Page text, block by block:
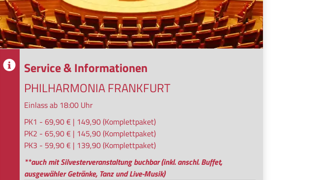
© Sascha Neroslavsky
Service & Informationen
PHILHARMONIA FRANKFURT
Einlass ab 18:00 Uhr
PK1 - 69,90 € | 149,90 (Komplettpaket)
PK2 - 65,90 € | 145,90 (Komplettpaket)
PK3 - 59,90 € | 139,90 (Komplettpaket)
**auch mit Silvesterveranstaltung buchbar (inkl. anschl. Buffet,
ausgewähler Getränke, Tanz und Live-Musik)